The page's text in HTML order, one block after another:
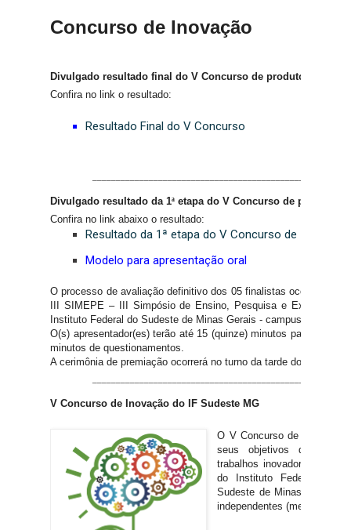
Concurso de Inovação
Divulgado resultado final do V Concurso de produtos,
Confira no link o resultado:
Resultado Final do V Concurso
Divulgado resultado da 1ª etapa do V Concurso de produtos,
Confira no link abaixo o resultado:
Resultado da 1ª etapa do V Concurso de Inovação
Modelo para apresentação oral
O processo de avaliação definitivo dos 05 finalistas ocorrerá no
III SIMEPE – III Simpósio de Ensino, Pesquisa e Extensão
Instituto Federal do Sudeste de Minas Gerais - campus Rio
O(s) apresentador(es) terão até 15 (quinze) minutos para a
minutos de questionamentos.
A cerimônia de premiação ocorrerá no turno da tarde do dia 14
V Concurso de Inovação do IF Sudeste MG
O V Concurso de
seus objetivos
trabalhos inovadores
do Instituto Federal de
Sudeste de Minas Gerais,
independentes (membros da